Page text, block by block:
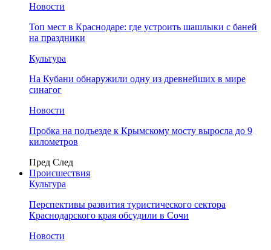
Новости
Топ мест в Краснодаре: где устроить шашлыки с баней
на праздники
Культура
На Кубани обнаружили одну из древнейших в мире
синагог
Новости
Пробка на подъезде к Крымскому мосту выросла до 9
километров
Пред След
Происшествия
Культура
Перспективы развития туристического сектора
Краснодарского края обсудили в Сочи
Новости